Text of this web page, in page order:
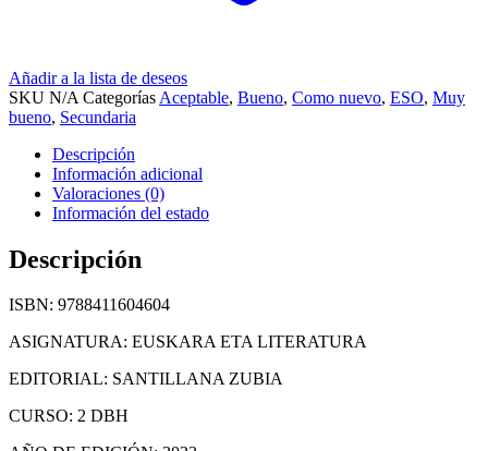
Añadir a la lista de deseos
SKU N/A Categorías Aceptable, Bueno, Como nuevo, ESO, Muy
bueno, Secundaria
Descripción
Información adicional
Valoraciones (0)
Información del estado
Descripción
ISBN: 9788411604604
ASIGNATURA: EUSKARA ETA LITERATURA
EDITORIAL: SANTILLANA ZUBIA
CURSO: 2 DBH